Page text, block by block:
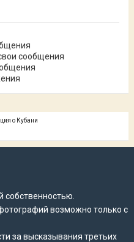
сообщения
о Кубани
собственностью.
возможно только с
за высказывания третьих